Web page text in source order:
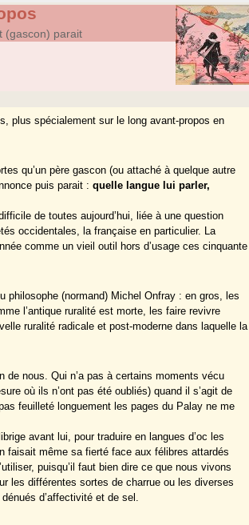
(gascon) parait
plus spécialement sur le long avant-propos en
qu’un père gascon (ou attaché à quelque autre
puis parait :quelle langue lui parler,
de toutes aujourd’hui, liée à une question
occidentales, la française en particulier. La
comme un vieil outil hors d’usage ces cinquante
philosophe (normand) Michel Onfray : en gros, les
l’antique ruralité est morte, les faire revivre
ruralité radicale et post-moderne dans laquelle la
nous. Qui n’a pas à certains moments vécu
où ils n’ont pas été oubliés) quand il s’agit de
feuilleté longuement les pages du Palay ne me
avant lui, pour traduire en langues d’oc les
faisait même sa fierté face aux félibres attardés
puisqu’il faut bien dire ce que nous vivons
les différentes sortes de charrue ou les diverses
d’affectivité et de sel.